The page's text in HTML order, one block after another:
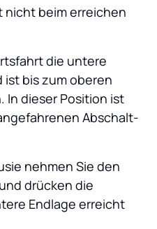
nicht beim erreichen
die untere
ist bis zum oberen
In dieser Position ist
Abschalt-
nehmen Sie den
drücken die
Endlage erreicht